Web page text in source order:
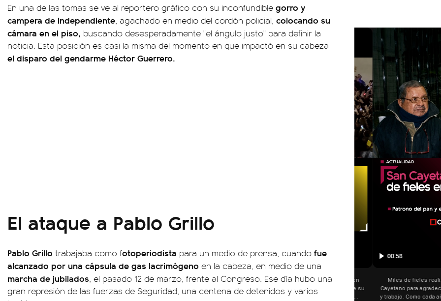
En una de las tomas se ve al reportero gráfico con su inconfundible gorro y
campera de Independiente, agachado en medio del cordón policial, colocando su
cámara en el piso, buscando desesperadamente "el ángulo justo" para definir la
noticia. Esta posición es casi la misma del momento en que impactó en su cabeza
el disparo del gendarme Héctor Guerrero.
El ataque a Pablo Grillo
Pablo Grillo trabajaba como fotoperiodista para un medio de prensa, cuando fue
alcanzado por una cápsula de gas lacrimógeno en la cabeza, en medio de una
marcha de jubilados, el pasado 12 de marzo, frente al Congreso. Ese día hubo una
gran represión de las fuerzas de Seguridad, una centena de detenidos y varios
01:05
🗣️ "El Gobierno sufrió una
Axel Kicillof, gobernador de
Buenos Aires, caracterizó el